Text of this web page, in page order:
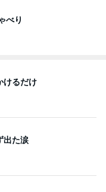
べり
けるだけ
出た涙